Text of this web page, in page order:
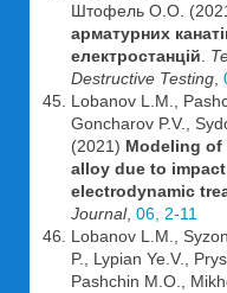
Штофель О.О.
арматурних
електростанцій
Destructive Testing
Lobanov L.M.,
Goncharov P.V.,
(2021) Modeling of
alloy due to
electrodynamic
Journal, 06, 2-11
Lobanov L.M.,
P., Lypian Ye.V.,
Pashchin M.O.,